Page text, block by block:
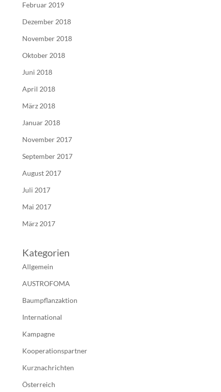
Februar 2019
Dezember 2018
November 2018
Oktober 2018
Juni 2018
April 2018
März 2018
Januar 2018
November 2017
September 2017
August 2017
Juli 2017
Mai 2017
März 2017
Kategorien
Allgemein
AUSTROFOMA
Baumpflanzaktion
International
Kampagne
Kooperationspartner
Kurznachrichten
Österreich